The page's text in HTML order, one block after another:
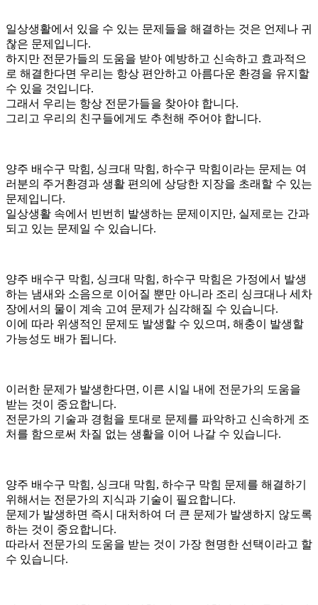
일상생활에서 있을 수 있는 문제들을 해결하는 것은 언제나 귀
찮은 문제입니다.
하지만 전문가들의 도움을 받아 예방하고 신속하고 효과적으
로 해결한다면 우리는 항상 편안하고 아름다운 환경을 유지할
수 있을 것입니다.
그래서 우리는 항상 전문가들을 찾아야 합니다.
그리고 우리의 친구들에게도 추천해 주어야 합니다.
양주 배수구 막힘, 싱크대 막힘, 하수구 막힘이라는 문제는 여
러분의 주거환경과 생활 편의에 상당한 지장을 초래할 수 있는
문제입니다.
일상생활 속에서 빈번히 발생하는 문제이지만, 실제로는 간과
되고 있는 문제일 수 있습니다.
양주 배수구 막힘, 싱크대 막힘, 하수구 막힘은 가정에서 발생
하는 냄새와 소음으로 이어질 뿐만 아니라 조리 싱크대나 세차
장에서의 물이 계속 고여 문제가 심각해질 수 있습니다.
이에 따라 위생적인 문제도 발생할 수 있으며, 해충이 발생할
가능성도 배가 됩니다.
이러한 문제가 발생한다면, 이른 시일 내에 전문가의 도움을
받는 것이 중요합니다.
전문가의 기술과 경험을 토대로 문제를 파악하고 신속하게 조
처를 함으로써 차질 없는 생활을 이어 나갈 수 있습니다.
양주 배수구 막힘, 싱크대 막힘, 하수구 막힘 문제를 해결하기
위해서는 전문가의 지식과 기술이 필요합니다.
문제가 발생하면 즉시 대처하여 더 큰 문제가 발생하지 않도록
하는 것이 중요합니다.
따라서 전문가의 도움을 받는 것이 가장 현명한 선택이라고 할
수 있습니다.